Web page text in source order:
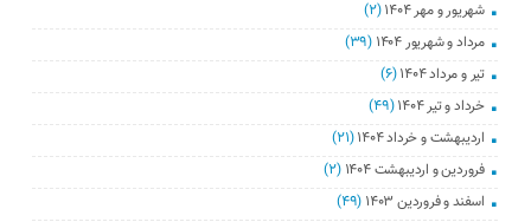
شهریور و مهر ۱۴۰۴
(۲)
مرداد و شهریور ۱۴۰۴
(۳۹)
تیر و مرداد ۱۴۰۴
(۶)
خرداد و تیر ۱۴۰۴
(۴۹)
اردیبهشت و خرداد ۱۴۰۴
(۲۱)
فروردین و اردیبهشت ۱۴۰۴
(۲)
اسفند و فروردین ۱۴۰۳
(۴۹)